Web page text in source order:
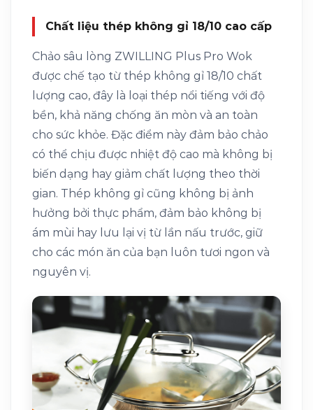
Chất liệu thép không gỉ 18/10 cao cấp
Chảo sâu lòng ZWILLING Plus Pro Wok
được chế tạo từ thép không gỉ 18/10 chất
lượng cao, đây là loại thép nổi tiếng với độ
bền, khả năng chống ăn mòn và an toàn
cho sức khỏe. Đặc điểm này đảm bảo chảo
có thể chịu được nhiệt độ cao mà không bị
biến dạng hay giảm chất lượng theo thời
gian. Thép không gỉ cũng không bị ảnh
hưởng bởi thực phẩm, đảm bảo không bị
ám mùi hay lưu lại vị từ lần nấu trước, giữ
cho các món ăn của bạn luôn tươi ngon và
nguyên vị.